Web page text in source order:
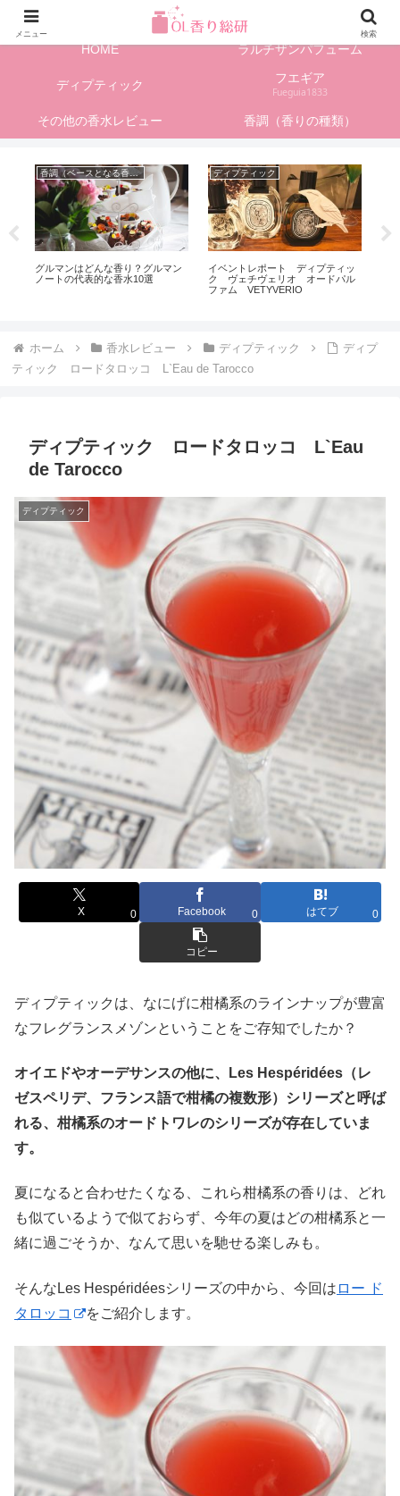
フレグランス情報、香水レビューサイト
HOME ラルチザンパフューム
ディプティック フエギア
Fueguia1833
その他の香水レビュー 香調（香りの種類）
香調（ベースとなる香りの種類）
グルマンはどんな香り？グルマン
ノートの代表的な香水10選
ディプティック
イベントレポート ディプティッ
ク ヴェチヴェリオ オードパル
ファム VETYVERIO
ホーム 香水レビュー ディプティック
ディプ
ティック ロードタロッコ L`Eau de Tarocco
ディプティック ロードタロッコ L`Eau
de Tarocco
ディプティック
X 0 Facebook 0 はてブ 0
コピー
ディプティックは、なにげに柑橘系のラインナップが豊富
なフレグランスメゾンということをご存知でしたか？
オイエドやオーデサンスの他に、Les Hespéridées（レ
ゼスペリデ、フランス語で柑橘の複数形）シリーズと呼ば
れる、柑橘系のオードトワレのシリーズが存在していま
す。
夏になると合わせたくなる、これら柑橘系の香りは、どれ
も似ているようで似ておらず、今年の夏はどの柑橘系と一
緒に過ごそうか、なんて思いを馳せる楽しみも。
そんなLes Hespéridéesシリーズの中から、今回は ロー ド
タロッコ
をご紹介します。
メニュー 検索